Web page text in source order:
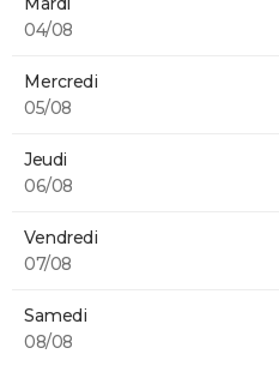
04/08
Mercredi
05/08
Jeudi
06/08
Vendredi
07/08
Samedi
08/08